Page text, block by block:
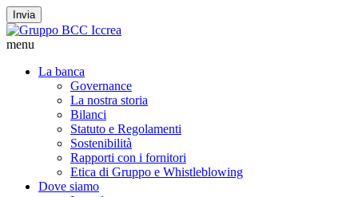
Invia
menu
La banca
Governance
La nostra storia
Bilanci
Statuto e Regolamenti
Sostenibilità
Rapporti con i fornitori
Etica di Gruppo e Whistleblowing
Dove siamo